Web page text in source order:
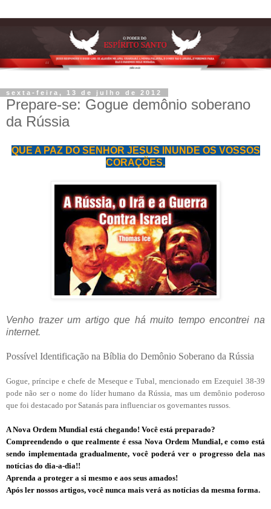
sexta-feira, 13 de julho de 2012
Prepare-se: Gogue demônio soberano
da Rússia
QUE A PAZ DO SENHOR JESUS INUNDE OS VOSSOS
CORAÇÕES.
Venho trazer um artigo que há muito tempo encontrei na
internet.
Possível Identificação na Bíblia do Demônio Soberano da Rússia
Gogue, príncipe e chefe de Meseque e Tubal, mencionado em Ezequiel 38-39
pode não ser o nome do líder humano da Rússia, mas um demônio poderoso
que foi destacado por Satanás para influenciar os governantes russos.
A Nova Ordem Mundial está chegando! Você está preparado?
Compreendendo o que realmente é essa Nova Ordem Mundial, e como está
sendo implementada gradualmente, você poderá ver o progresso dela nas
notícias do dia-a-dia!!
Aprenda a proteger a si mesmo e aos seus amados!
Após ler nossos artigos, você nunca mais verá as notícias da mesma forma.